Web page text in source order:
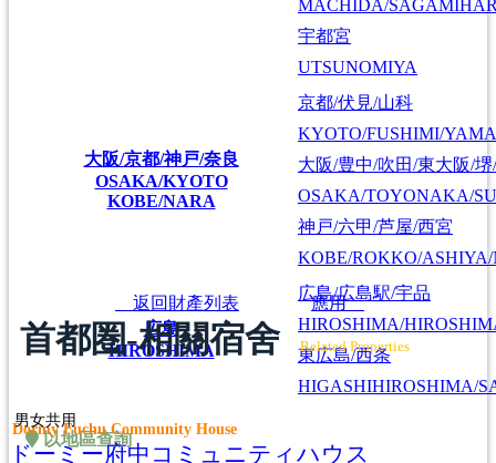
MACHIDA/
宇都宮
UTSUNOMIYA
大阪/京都/神戸/奈良
OSAKA/KYOTO
KOBE/NARA
京都/伏見/山科
KYOTO/FUSHIMI/
大阪/豊中/吹田/東大阪/
OSAKA/TOYONAKA/
神戸/六甲/芦屋/西宮
KOBE/ROKKO/
広島
HIROSHIMA
広島/広島駅/宇品
HIROSHIMA/
東広島/西条
HIGASHIHIROSHIMA/
以地區查詢
返回財產列表 應用
首都圏-相關宿舍 Related Properties
男女共用
Dormy Fuchu Community House
ドーミー府中コミュニティハウス